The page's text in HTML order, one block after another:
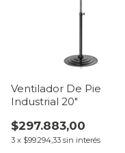
Ventilador De Pie
Industrial 20"
$297.883,00
3 x $99.294,33 sin interés